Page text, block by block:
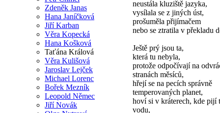
Zdeněk Janas
Hana Janíčková
Jiří Karban
Věra Kopecká
Hana Košková
Taťána Králová
Věra Kulišová
Jaroslav Lejček
Michael Lorenc
Bořek Mezník
Leopold Němec
Jiří Novák
neustála kluziště jazyka,
vysílala se z jiných úst,
prošuměla přijímačem
nebo se ztratila v překladu
Ještě prý jsou ta,
která tu nebyla,
protože odpočívají na
stranách měsíců,
hřejí se na pecích správně
temperovaných planet,
hoví si v kráterech, kde pijí
vodu,